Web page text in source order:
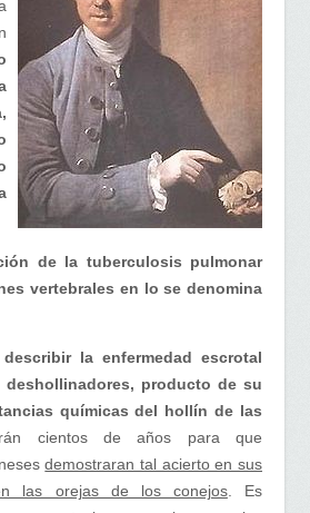
de la tuberculosis pulmonar
vertebrales en lo se denomina
la enfermedad escrotal
producto de su
químicas del hollín de las
cientos de años para que
demostraran tal acierto en sus
las orejas de los conejos. Es